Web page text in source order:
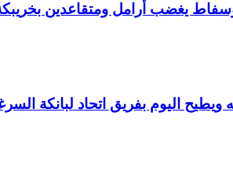
يغضب أرامل ومتقاعدين
اليوم بفريق اتحاد لبانكة